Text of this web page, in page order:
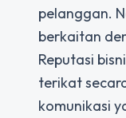
pelanggan.
berkaitan
Reputasi
terikat
komunikasi